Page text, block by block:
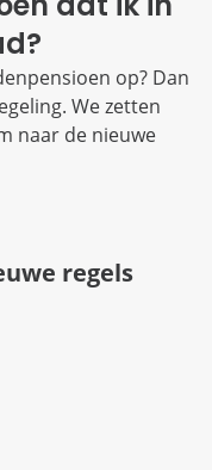
op? Dan
We zetten
naar de nieuwe
regels